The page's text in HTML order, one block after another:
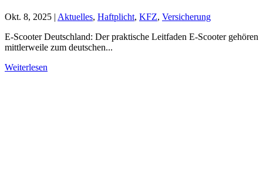
Okt. 8, 2025 | Aktuelles, Haftplicht, KFZ, Versicherung
E-Scooter Deutschland: Der praktische Leitfaden E-Scooter gehören
mittlerweile zum deutschen...
Weiterlesen